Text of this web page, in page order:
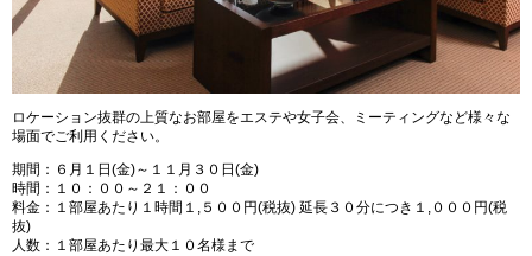
ロケーション抜群の上質なお部屋をエステや女子会、ミーティングなど様々な
場面でご利用ください。
期間：６月１日(金)～１１月３０日(金)
時間：１０：００～２１：００
料金：１部屋あたり１時間１,５００円(税抜) 延長３０分につき１,０００円(税
抜)
人数：１部屋あたり最大１０名様まで